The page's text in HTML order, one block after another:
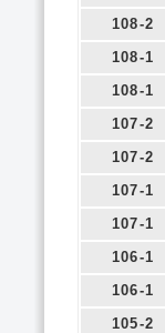
108-2
108-1
108-1
107-2
107-2
107-1
107-1
106-1
106-1
105-2